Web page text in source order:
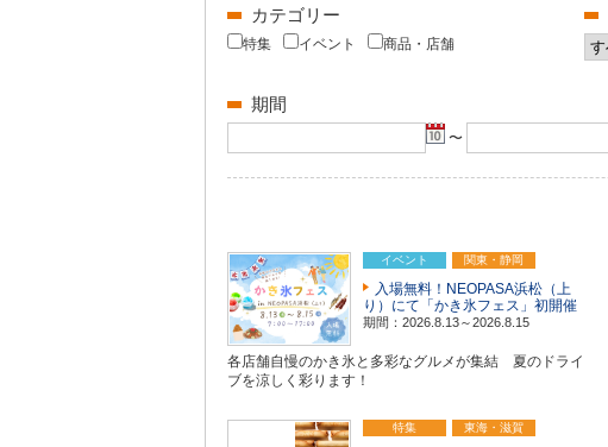
カテゴリー
特集 イベント 商品・店舗
期間
〜
イベント 関東・静岡
入場無料！NEOPASA浜松（上
り）にて「かき氷フェス」初開催
期間：2026.8.13～2026.8.15
各店舗自慢のかき氷と多彩なグルメが集結 夏のドライ
ブを涼しく彩ります！
特集 東海・滋賀